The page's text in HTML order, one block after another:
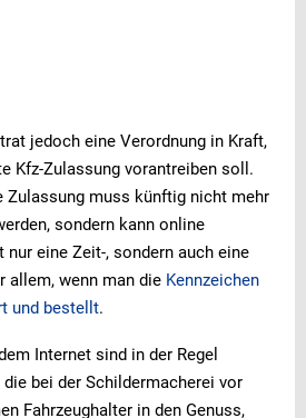
jedoch eine Verordnung in Kraft,
Kfz-Zulassung vorantreiben soll.
Zulassung muss künftig nicht mehr
sondern kann online
eine Zeit-, sondern auch eine
allem, wenn man die Kennzeichen
und bestellt.
Internet sind in der Regel
bei der Schildermacherei vor
Fahrzeughalter in den Genuss,